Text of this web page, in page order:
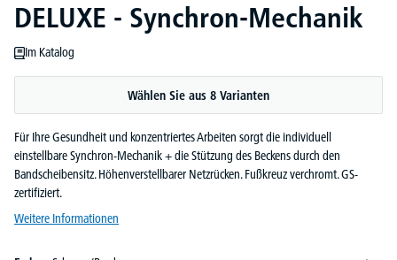
DELUXE - Synchron-Mechanik
Im Katalog
Wählen Sie aus 8 Varianten
Für Ihre Gesundheit und konzentriertes Arbeiten sorgt die individuell
einstellbare Synchron-Mechanik + die Stützung des Beckens durch den
Bandscheibensitz. Höhenverstellbarer Netzrücken. Fußkreuz verchromt. GS-
zertifiziert.
Weitere Informationen